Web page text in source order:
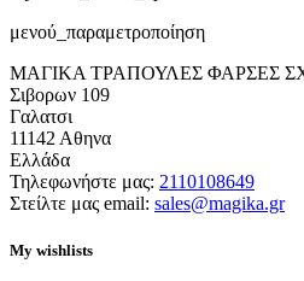
μενού_παραμετροποίηση
ΜΑΓΙΚΑ ΤΡΑΠΟΥΛΕΣ ΦΑΡΣΕΣ
Σιβορων 109
Γαλατσι
11142 Αθηνα
Ελλάδα
Τηλεφωνήστε μας: 2110108649
Στείλτε μας email: sales@magika.gr
My wishlists